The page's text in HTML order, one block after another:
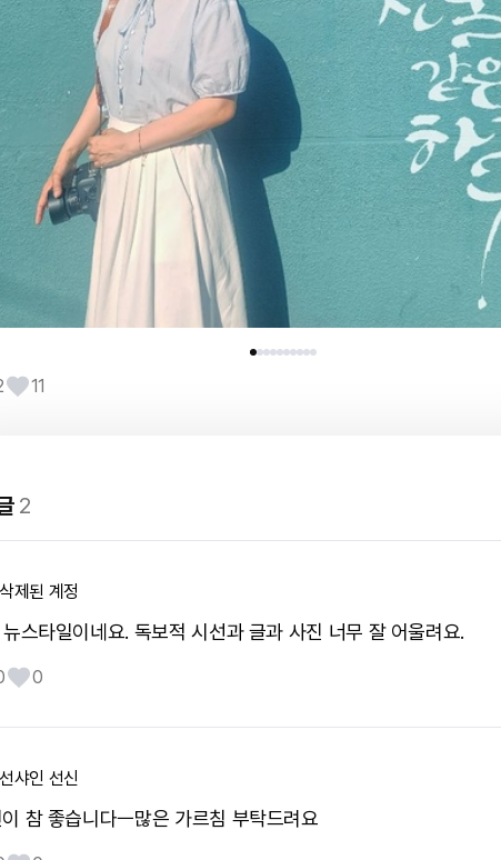
11
2
삭제된 계정
스타일이네요. 독보적 시선과 글과 사진 너무 잘 어울려요.
0
선샤인 선신
참 좋습니다ㅡ많은 가르침 부탁드려요